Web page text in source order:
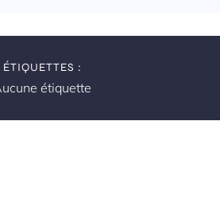
ÉTIQUETTES :
étiquette